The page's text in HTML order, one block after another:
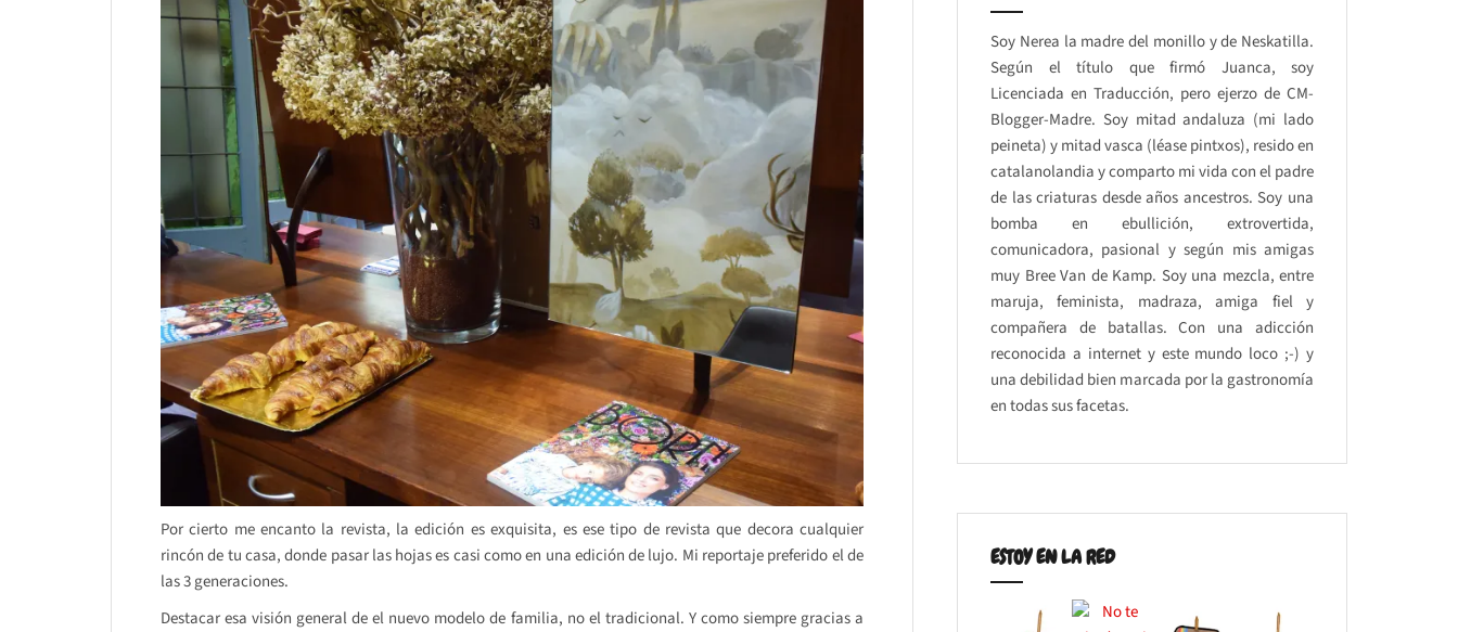
Por cierto me encanto la revista, la edición es exquisita, es ese tipo de revista que decora cualquier
rincón de tu casa, donde pasar las hojas es casi como en una edición de lujo. Mi reportaje preferido el de
las 3 generaciones.
Destacar esa visión general de el nuevo modelo de familia, no el tradicional. Y como siempre gracias a
Soy Nerea la madre del monillo y de Neskatilla.
Según el título que firmó Juanca, soy
Licenciada en Traducción, pero ejerzo de CM-
Blogger-Madre. Soy mitad andaluza (mi lado
peineta) y mitad vasca (léase pintxos), resido en
catalanolandia y comparto mi vida con el padre
de las criaturas desde años ancestros. Soy una
bomba en ebullición, extrovertida,
comunicadora, pasional y según mis amigas
muy Bree Van de Kamp. Soy una mezcla, entre
maruja, feminista, madraza, amiga fiel y
compañera de batallas. Con una adicción
reconocida a internet y este mundo loco ;-) y
una debilidad bien marcada por la gastronomía
en todas sus facetas.
ESTOY EN LA RED